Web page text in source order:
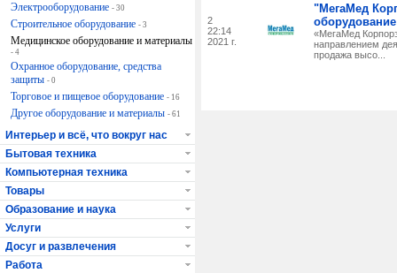
2
22:14
2021 г.
"МегаМед
оборудование
«МегаМед
направлением
продажа высо...
Электрооборудование - 30
Строительное оборудование - 3
Медицинское оборудование и материалы
- 4
Охранное оборудование, средства
защиты - 0
Торговое и пищевое оборудование - 16
Другое оборудование и материалы - 61
Интерьер и всё, что вокруг нас
Бытовая техника
Компьютерная техника
Товары
Образование и наука
Услуги
Досуг и развлечения
Работа